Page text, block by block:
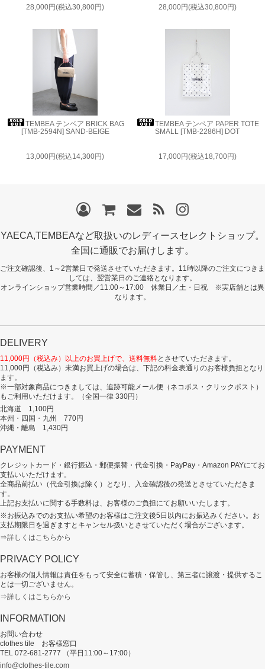
28,000円(税込30,800円) 28,000円(税込30,800円)
TEMBEA テンベア BRICK BAG
[TMB-2594N] SAND-BEIGE
13,000円(税込14,300円)
TEMBEA テンベア PAPER TOTE
SMALL [TMB-2286H] DOT
17,000円(税込18,700円)
YAECA,TEMBEAなど取扱いのレディースセレクトショップ。
全国に通販でお届けします。
ご注文確認後、1～2営業日で発送させていただきます。11時以降のご注文につきま
しては、翌営業日のご連絡となります。
オンラインショップ営業時間／11:00～17:00 休業日／土・日祝 ※実店舗とは異
なります。
DELIVERY
11,000円（税込み）以上のお買上げで、送料無料とさせていただきます。
11,000円（税込み）未満お買上げの場合は、下記の料金表通りのお客様負担となり
ます。
※一部対象商品につきましては、追跡可能メール便（ネコポス・クリックポスト）
もご利用いただけます。（全国一律 330円）
北海道 1,100円
本州・四国・九州 770円
沖縄・離島 1,430円
PAYMENT
クレジットカード・銀行振込・郵便振替・代金引換・PayPay・Amazon PAYにてお
支払いいただけます。
全商品前払い（代金引換は除く）となり、入金確認後の発送とさせていただきま
す。
上記お支払いに関する手数料は、お客様のご負担にてお願いいたします。
※お振込みでのお支払い希望のお客様はご注文後5日以内にお振込みください。お
支払期限日を過ぎますとキャンセル扱いとさせていただく場合がございます。
⇒詳しくはこちらから
PRIVACY POLICY
お客様の個人情報は責任をもって安全に蓄積・保管し、第三者に譲渡・提供するこ
とは一切ございません。
⇒詳しくはこちらから
INFORMATION
お問い合わせ
clothes tile お客様窓口
TEL 072-681-2777 （平日11:00～17:00）
info@clothes-tile.com